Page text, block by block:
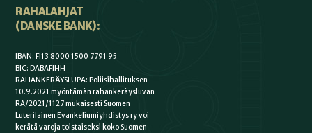
RAHALAHJAT
(DANSKE BANK):
IBAN: FI13 8000 1500 7791 95
BIC: DABAFIHH
RAHANKERÄYSLUPA: Poliisihallituksen
10.9.2021 myöntämän rahankeräysluvan
RA/2021/1127 mukaisesti Suomen
Luterilainen Evankeliumiyhdistys ry voi
kerätä varoja toistaiseksi koko Suomen